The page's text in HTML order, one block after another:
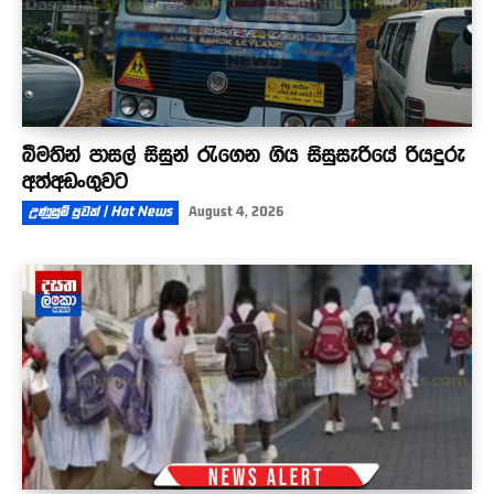
බීමතින් පාසල් සිසුන් රැගෙන ගිය සිසුසැරියේ රියදුරු
අත්අඩංගුවට
උණුසුම් පුවත් | Hot News August 4, 2026